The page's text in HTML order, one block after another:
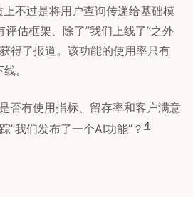
不过是将用户查询传递给基础模
估框架、除了”我们上线了”之外
得了报道。该功能的使用率只有
。
否有使用指标、留存率和客户满意
”我们发布了一个AI功能”？ 4